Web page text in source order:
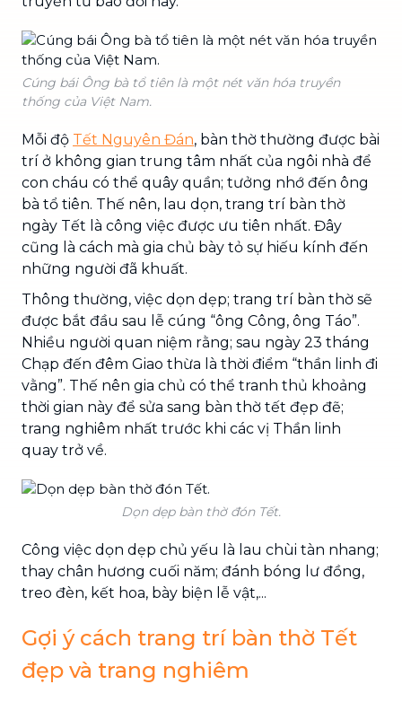
Cúng bái Ông bà tổ tiên là một nét văn hóa truyền
thống của Việt Nam.
Mỗi độ Tết Nguyên Đán, bàn thờ thường được bài
trí ở không gian trung tâm nhất của ngôi nhà để
con cháu có thể quây quần; tưởng nhớ đến ông
bà tổ tiên. Thế nên, lau dọn, trang trí bàn thờ
ngày Tết là công việc được ưu tiên nhất. Đây
cũng là cách mà gia chủ bày tỏ sự hiếu kính đến
những người đã khuất.
Thông thường, việc dọn dẹp; trang trí bàn thờ sẽ
được bắt đầu sau lễ cúng “ông Công, ông Táo”.
Nhiều người quan niệm rằng; sau ngày 23 tháng
Chạp đến đêm Giao thừa là thời điểm “thần linh đi
vằng”. Thế nên gia chủ có thể tranh thủ khoảng
thời gian này để sửa sang bàn thờ tết đẹp đẽ;
trang nghiêm nhất trước khi các vị Thần linh
quay trở về.
Dọn dẹp bàn thờ đón Tết.
Công việc dọn dẹp chủ yếu là lau chùi tàn nhang;
thay chân hương cuối năm; đánh bóng lư đồng,
treo đèn, kết hoa, bày biện lễ vật,...
Gợi ý cách trang trí bàn thờ Tết
đẹp và trang nghiêm